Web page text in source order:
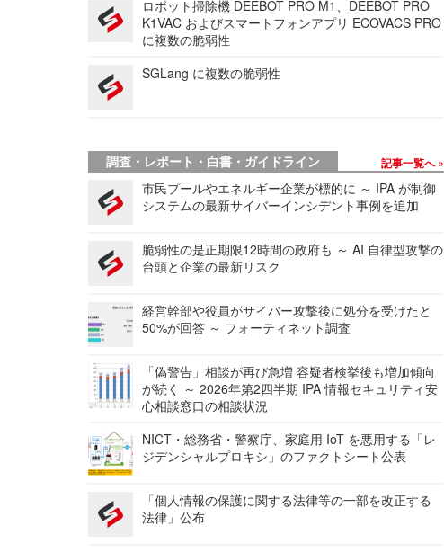
ロボット掃除機 DEEBOT PRO M1、DEEBOT PRO
K1VAC およびスマートフォンアプリ ECOVACS PRO
に複数の脆弱性
SGLang に複数の脆弱性
調査・レポート・白書・ガイドライン 記事一覧へ
市民プールやエネルギー企業が標的に ～ IPA が制御
システムの最新サイバーインシデント事例を追加
脆弱性の是正期限12時間の政府も ～ AI 自律型攻撃の
台頭と企業の最新リスク
経営幹部や役員がサイバー攻撃後に処分を受けたと
50%が回答 ～ フォーティネット調査
「偽警告」相談が再び急増 容疑者検挙後も増加傾向
が続く ～ 2026年第2四半期 IPA 情報セキュリティ安
心相談窓口の相談状況
NICT・総務省・警察庁、家庭用 IoT を悪用する「レ
ジデンシャルプロキシ」のファクトシート公表
「個人情報の保護に関する法律等の一部を改正する
法律」公布